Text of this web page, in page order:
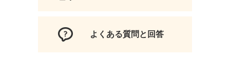
よくある質問と回答